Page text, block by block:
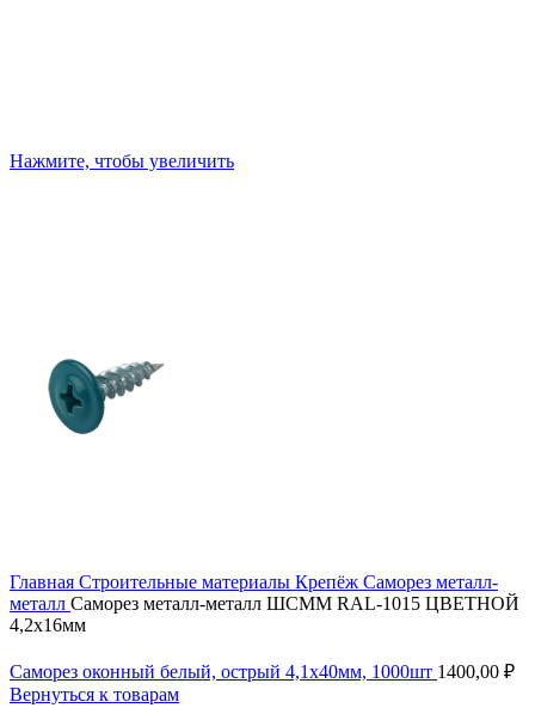
Нажмите, чтобы увеличить
Главная Строительные материалы Крепёж Саморез металл-
металл Саморез металл-металл ШСММ RAL-1015 ЦВЕТНОЙ
4,2х16мм
Саморез оконный белый, острый 4,1х40мм, 1000шт 1400,00 ₽
Вернуться к товарам